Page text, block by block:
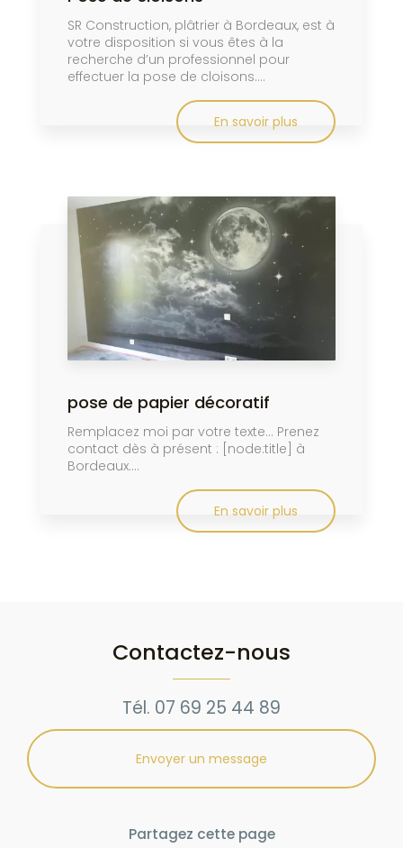
SR Construction, plâtrier à Bordeaux, est à
votre disposition si vous êtes à la
recherche d’un professionnel pour
effectuer la pose de cloisons....
En savoir plus
pose de papier décoratif
Remplacez moi par votre texte... Prenez
contact dès à présent : [node:title] à
Bordeaux....
En savoir plus
Contactez-nous
Tél. 07 69 25 44 89
Envoyer un message
Partagez cette page